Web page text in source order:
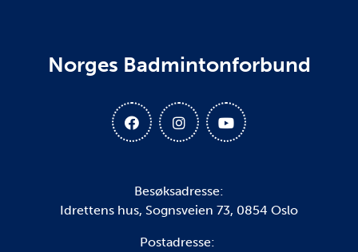
Norges Badmintonforbund
Besøksadresse:
Idrettens hus, Sognsveien 73, 0854 Oslo
Postadresse: